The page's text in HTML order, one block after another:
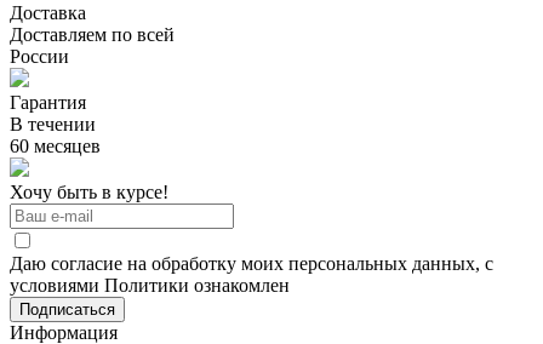
Доставка
Доставляем по всей
России
Гарантия
В течении
60 месяцев
Хочу быть в курсе!
Даю согласие на обработку моих персональных данных, с
условиями Политики ознакомлен
Информация